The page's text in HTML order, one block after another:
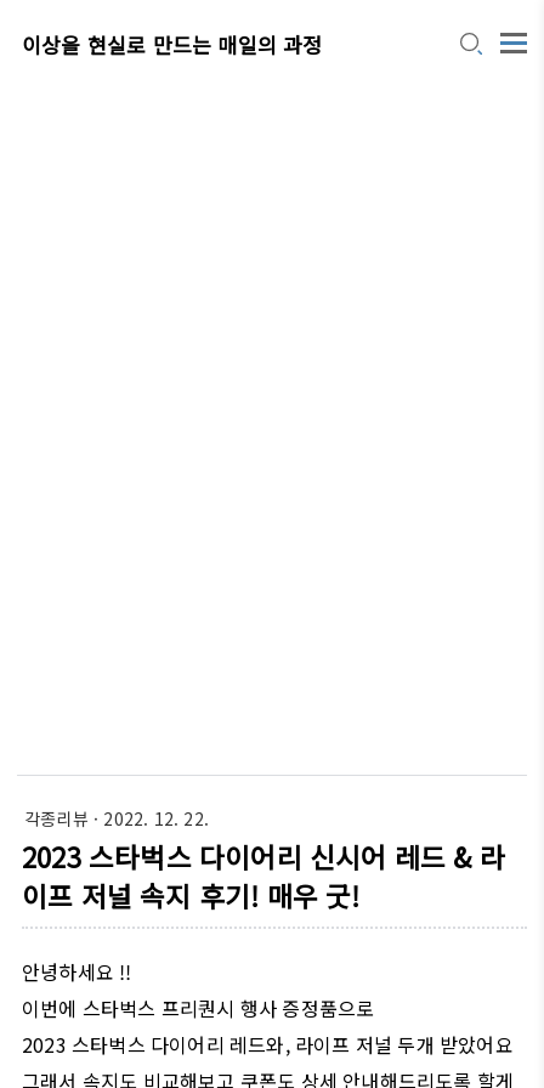
이상을 현실로 만드는 매일의 과정
각종리뷰 · 2022. 12. 22.
2023 스타벅스 다이어리 신시어 레드 & 라
이프 저널 속지 후기! 매우 굿!
안녕하세요 !!
이번에 스타벅스 프리퀀시 행사 증정품으로
2023 스타벅스 다이어리 레드와, 라이프 저널 두개 받았어요
그래서 속지도 비교해보고 쿠폰도 상세 안내해드리도록 할게